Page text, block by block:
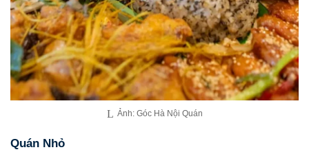
Ảnh: Góc Hà Nội Quán
Quán Nhỏ